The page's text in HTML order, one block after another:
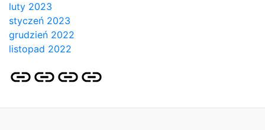
luty 2023
styczeń 2023
grudzień 2022
listopad 2022
Strona
główna
Pozycjonowanie
Stron
SKLEP
SEO
BLOG